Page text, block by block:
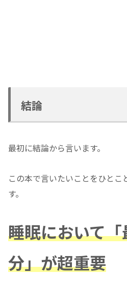
結論
最初に結論から言います。
この本で言いたいことをひとこ
す。
睡眠において
分」が超重要